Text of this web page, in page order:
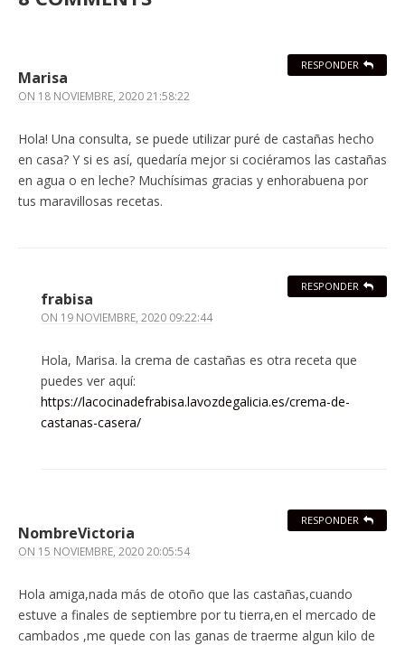
Marisa
ON 18 NOVIEMBRE, 2020 21:58:22
Hola! Una consulta, se puede utilizar puré de castañas hecho
en casa? Y si es así, quedaría mejor si cociéramos las castañas
en agua o en leche? Muchísimas gracias y enhorabuena por
tus maravillosas recetas.
RESPONDER
frabisa
ON 19 NOVIEMBRE, 2020 09:22:44
Hola, Marisa. la crema de castañas es otra receta que
puedes ver aquí:
https://lacocinadefrabisa.lavozdegalicia.es/crema-de-
castanas-casera/
RESPONDER
NombreVictoria
ON 15 NOVIEMBRE, 2020 20:05:54
Hola amiga,nada más de otoño que las castañas,cuando
estuve a finales de septiembre por tu tierra,en el mercado de
cambados ,me quede con las ganas de traerme algun kilo de
RESPONDER